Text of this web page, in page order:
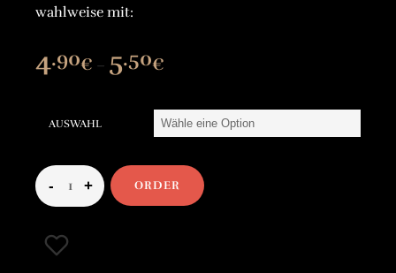
wahlweise mit:
4.90€ – 5.50€
bis
5.50€
AUSWAHL
ORDER